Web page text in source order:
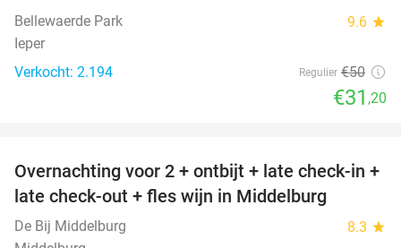
Bellewaerde Park 9.6 star
Ieper
Verkocht: 2.194
Regulier €50
€31 ,20
52%
Overnachting voor 2 + ontbijt + late check-in +
late check-out + fles wijn in Middelburg
De Bij Middelburg 8.3 star